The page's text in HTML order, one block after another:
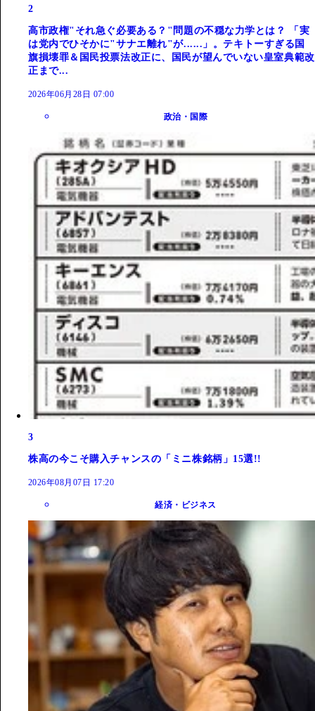
2
高市政権"それ急ぐ必要ある？"問題の不穏な力学とは？ 「実
は党内でひそかに"サナエ離れ"が......」。テキトーすぎる国
旗損壊罪＆国民投票法改正に、国民が望んでいない皇室典範改
正まで...
2026年06月28日 07:00
政治・国際
3
株高の今こそ購入チャンスの「ミニ株銘柄」15選!!
2026年08月07日 17:20
経済・ビジネス